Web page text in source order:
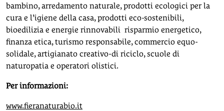
bambino, arredamento naturale, prodotti ecologici per la
cura e l’igiene della casa, prodotti eco-sostenibili,
bioedilizia e energie rinnovabili risparmio energetico,
finanza etica, turismo responsabile, commercio equo-
solidale, artigianato creativo-di riciclo, scuole di
naturopatia e operatori olistici.
Per informazioni:
www.fieranaturabio.it